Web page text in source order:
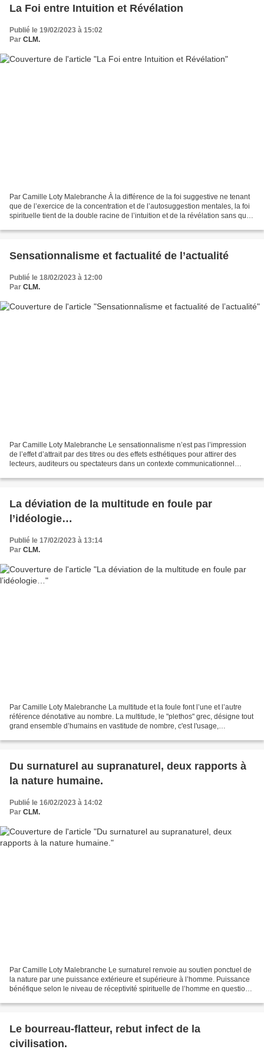
La Foi entre Intuition et Révélation
Publié le 19/02/2023 à 15:02
Par CLM.
Par Camille Loty Malebranche À la différence de la foi suggestive ne tenant
que de l’exercice de la concentration et de l’autosuggestion mentales, la foi
spirituelle tient de la double racine de l’intuition et de la révélation sans quoi,
Sensationnalisme et factualité de l’actualité
Publié le 18/02/2023 à 12:00
Par CLM.
Par Camille Loty Malebranche Le sensationnalisme n’est pas l’impression
de l’effet d’attrait par des titres ou des effets esthétiques pour attirer des
lecteurs, auditeurs ou spectateurs dans un contexte communicationnel
La déviation de la multitude en foule par
l’idéologie…
Publié le 17/02/2023 à 13:14
Par CLM.
Par Camille Loty Malebranche La multitude et la foule font l’une et l’autre
référence dénotative au nombre. La multitude, le "plethos" grec, désigne tout
grand ensemble d’humains en vastitude de nombre, c'est l'usage,
Du surnaturel au supranaturel, deux rapports à
la nature humaine.
Publié le 16/02/2023 à 14:02
Par CLM.
Par Camille Loty Malebranche Le surnaturel renvoie au soutien ponctuel de
la nature par une puissance extérieure et supérieure à l’homme. Puissance
bénéfique selon le niveau de réceptivité spirituelle de l’homme en question.
Le bourreau-flatteur, rebut infect de la
civilisation.